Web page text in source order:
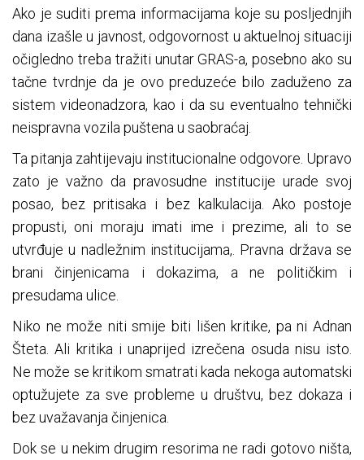
Ako je suditi prema informacijama koje su posljednjih
dana izašle u javnost, odgovornost u aktuelnoj situaciji
očigledno treba tražiti unutar GRAS-a, posebno ako su
tačne tvrdnje da je ovo preduzeće bilo zaduženo za
sistem videonadzora, kao i da su eventualno tehnički
neispravna vozila puštena u saobraćaj.
Ta pitanja zahtijevaju institucionalne odgovore. Upravo
zato je važno da pravosudne institucije urade svoj
posao, bez pritisaka i bez kalkulacija. Ako postoje
propusti, oni moraju imati ime i prezime, ali to se
utvrđuje u nadležnim institucijama,. Pravna država se
brani činjenicama i dokazima, a ne političkim i
presudama ulice.
Niko ne može niti smije biti lišen kritike, pa ni Adnan
Šteta. Ali kritika i unaprijed izrečena osuda nisu isto.
Ne može se kritikom smatrati kada nekoga automatski
optužujete za sve probleme u društvu, bez dokaza i
bez uvažavanja činjenica.
Dok se u nekim drugim resorima ne radi gotovo ništa,